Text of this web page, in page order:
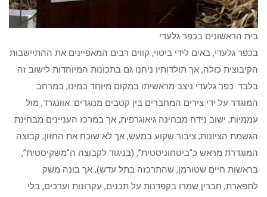
בית הראשונים בכפר גלעדי
בכפר גלעדי, באים לידי ביטוי, קווים רבים המאפיינים את ההתיישבות
הקיבוצית כולה, אך תולדותיו ניחנו גם בתכונות המיוחדות לישוב זה
בלבד. כפר גלעדי ניצב מראשיתו במקום מיוחד במינו, במרחב
המוגדר על ידי צירים המחברים בין קטבים מנוגדים: אוונגרד, מול
עממיות; ישוב נידח מבחינה גיאוגרפית, אך במרכז העניינים מבחינת
הגשמת הציונות; ציבור שקוע במעש, אך לא שוכח את החזון; קבוצה
המוגדרת מראש כ”ביטחוניסטית”, (בניגוד לקבוצה ה”משקיסטית”,
בראשות חיים שטורמן, שהתרכזה בתל עדש), אך בונה משק
לתפארת; חברין שמרו בקפדנות על תכנים, עקרונות וערכים, בלי